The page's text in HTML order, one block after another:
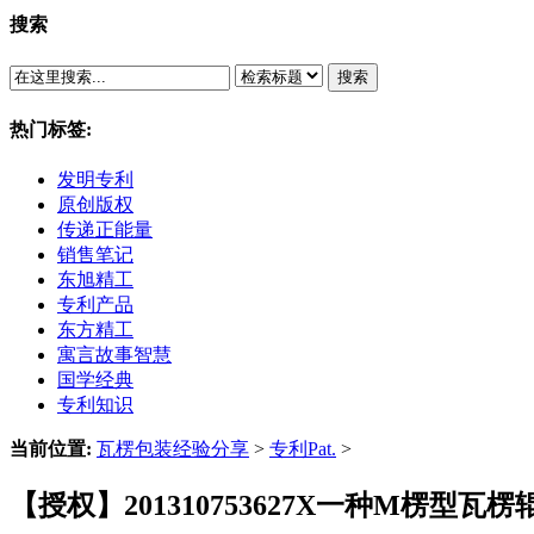
搜索
搜索
热门标签:
发明专利
原创版权
传递正能量
销售笔记
东旭精工
专利产品
东方精工
寓言故事智慧
国学经典
专利知识
当前位置: 瓦楞包装经验分享 > 专利Pat. >
【授权】201310753627X一种M楞型瓦楞